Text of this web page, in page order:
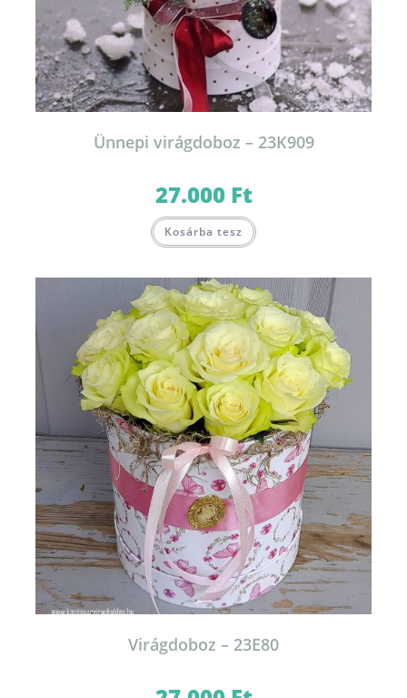
Ünnepi virágdoboz – 23K909
27.000 Ft
Kosárba tesz
Virágdoboz – 23E80